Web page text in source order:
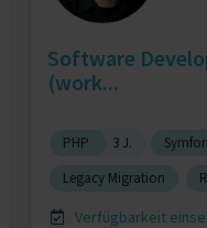
Software
(work...
PHP 3 J.
Legacy Migration
Verfügbarkeit